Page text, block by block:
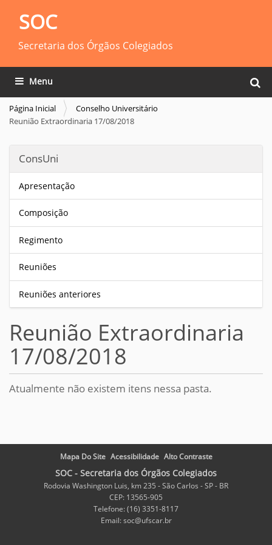
SOC
Secretaria dos Órgãos Colegiados
Busca
Toggle navigation
Página Inicial
Conselho Universitário
Reunião Extraordinaria 17/08/2018
ConsUni
Apresentação
Composição
Regimento
Reuniões
Reuniões anteriores
Reunião Extraordinaria
17/08/2018
Atualmente não existem itens nessa pasta.
Mapa Do Site Acessibilidade Alto Contraste
SOC - Secretaria dos Órgãos Colegiados
Rodovia Washington Luis, km 235 - São Carlos - SP - BR
CEP: 13565-905
Telefone: (16) 3351-8117
Email: soc@ufscar.br